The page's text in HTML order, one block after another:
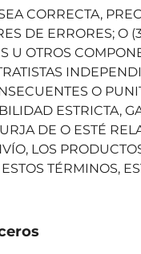
CORRECTA,
DE ERRORES; O
U OTROS
O
ESTRICTA,
DE O ESTÉ
LOS
TÉRMINOS,